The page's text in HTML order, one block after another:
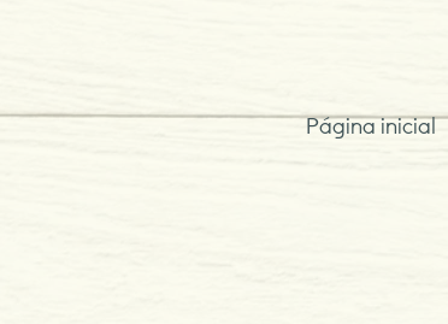
Página inicial